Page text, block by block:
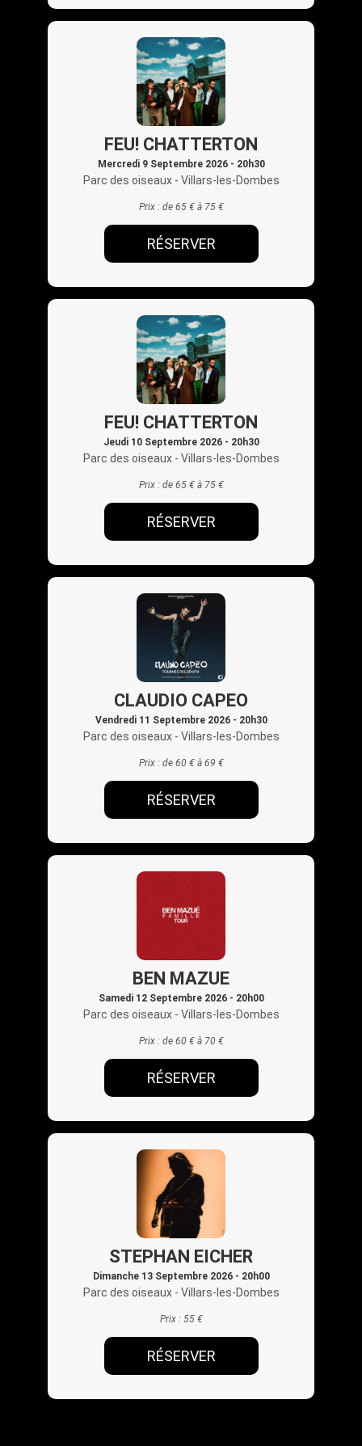
FEU! CHATTERTON
Mercredi 9 Septembre 2026 - 20h30
Parc des oiseaux - Villars-les-Dombes
Prix :de 65 € à 75 €
RÉSERVER
FEU! CHATTERTON
Jeudi 10 Septembre 2026 - 20h30
Parc des oiseaux - Villars-les-Dombes
Prix :de 65 € à 75 €
RÉSERVER
CLAUDIO CAPEO
Vendredi 11 Septembre 2026 - 20h30
Parc des oiseaux - Villars-les-Dombes
Prix :de 60 € à 69 €
RÉSERVER
BEN MAZUE
Samedi 12 Septembre 2026 - 20h00
Parc des oiseaux - Villars-les-Dombes
Prix :de 60 € à 70 €
RÉSERVER
STEPHAN EICHER
Dimanche 13 Septembre 2026 - 20h00
Parc des oiseaux - Villars-les-Dombes
Prix :55 €
RÉSERVER